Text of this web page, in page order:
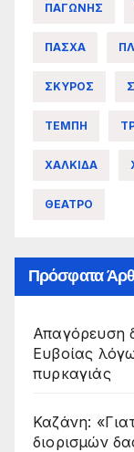
ΠΑΓΩΝΗΣ
ΠΑΣΧΑ
ΣΚΥΡΟΣ
ΤΕΜΠΗ
ΧΑΛΚΙΔΑ
ΘΕΑΤΡΟ
Πρόσφατα
Απαγόρευση
Ευβοίας
πυρκαγιάς
Καζάνη:
διορισμών